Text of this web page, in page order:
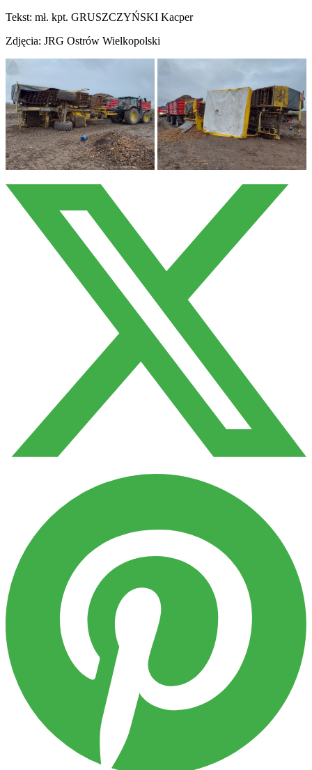
Tekst: mł. kpt. GRUSZCZYŃSKI Kacper
Zdjęcia: JRG Ostrów Wielkopolski